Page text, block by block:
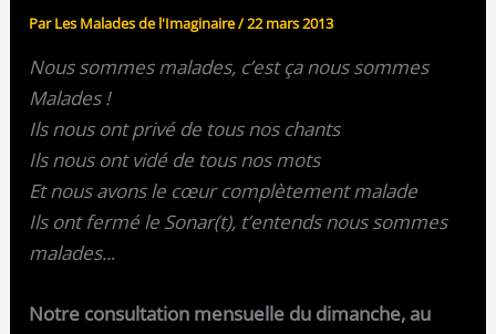
ParLes Malades de l'Imaginaire/22 mars 2013
Nous sommes malades, c’est ça nous sommes
Malades !
Ils nous ont privé de tous nos chants
Ils nous ont vidé de tous nos mots
Et nous avons le cœur complètement malade
Ils ont fermé le Sonar(t), t’entends nous sommes
malades...
Notre consultation mensuelle du dimanche, au